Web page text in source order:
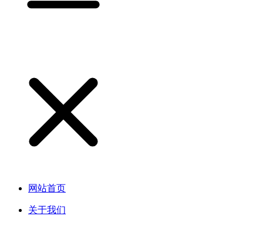
网站首页
关于我们